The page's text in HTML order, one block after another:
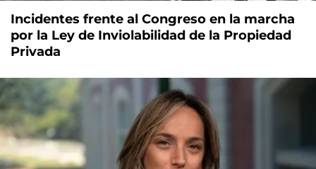
Incidentes frente al Congreso en la marcha
por la Ley de Inviolabilidad de la Propiedad
Privada